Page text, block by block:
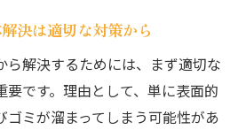
決は適切な対策から
ら解決するためには、まず適切な
要です。理由として、単に表面的
ゴミが溜まってしまう可能性があ